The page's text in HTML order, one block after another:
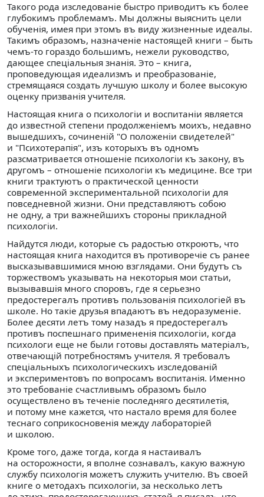
Такого рода изследованiе быстро приводитъ къ более
глубокимъ проблемамъ. Мы должны выяснить цели
обученiя, имея при этомъ въ виду жизненные идеалы.
Такимъ образомъ, назначенiе настоящей книги – быть
чемъ-то гораздо большимъ, нежели руководство,
дающее спецiальныя знанiя. Это – книга,
проповедующая идеализмъ и преобразованiе,
стремящаяся создать лучшую школу и более высокую
оценку призванiя учителя.
Настоящая книга о психологiи и воспитанiи является
до известной степени продолженiемъ моихъ, недавно
вышедшихъ, сочиненiй "О положенiи свидетелей"
и "Психотерапiя", изъ которыхъ въ одномъ
разсматривается отношенiе психологiи къ закону, въ
другомъ – отношенiе психологiи къ медицине. Все три
книги трактуютъ о практической ценности
современной экспериментальной психологiи для
повседневной жизни. Они представляютъ собою
не одну, а три важнейшихъ стороны прикладной
психологiи.
Найдутся люди, которые съ радостью откроютъ, что
настоящая книга находится въ противоречiе съ ранее
высказывавшимися мною взглядами. Они будутъ съ
торжествомъ указывать на некоторыя мои статьи,
вызывавшiя много споровъ, где я серьезно
предостерегалъ противъ пользованiя психологiей въ
школе. Но такiе друзья впадаютъ въ недоразуменiе.
Более десяти летъ тому назадъ я предостерегалъ
противъ поспешнаго примененiя психологiи, когда
психологи еще не были готовы доставлять матерiалъ,
отвечающiй потребностямъ учителя. Я требовалъ
спецiальныхъ психологическихъ изследованiй
и экспериментовъ по вопросамъ воспитанiя. Именно
это требованiе счастливымъ образомъ было
осуществлено въ теченiе последняго десятилетiя,
и потому мне кажется, что настало время для более
теснаго соприкосновенiя между лабораторiей
и школою.
Кроме того, даже тогда, когда я настаивалъ
на осторожности, я вполне сознавалъ, какую важную
службу психологiя можетъ служить учителю. Въ своей
книге о методахъ психологiи, за несколько летъ